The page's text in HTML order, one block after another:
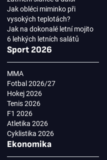
Jak obléci miminko při
vysokých teplotách?
Jak na dokonalé letní mojito
6 lehkých letních salátů
Sport 2026
MMA
Fotbal 2026/27
Hokej 2026
Tenis 2026
F1 2026
Atletika 2026
Cyklistika 2026
Ekonomika